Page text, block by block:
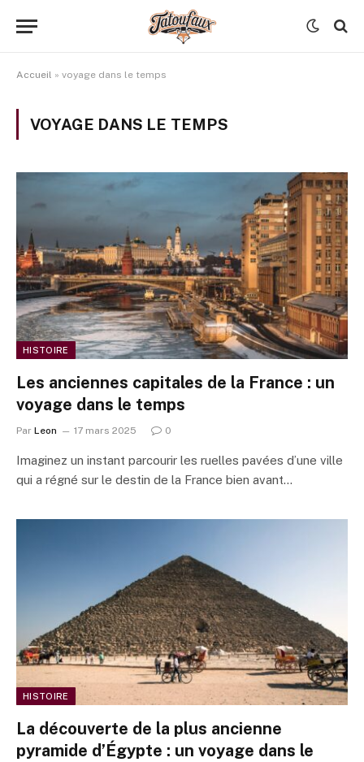
Accueil » voyage dans le temps
VOYAGE DANS LE TEMPS
HISTOIRE
Les anciennes capitales de la France : un
voyage dans le temps
Par Leon 17 mars 2025 0
Imaginez un instant parcourir les ruelles pavées d’une ville
qui a régné sur le destin de la France bien avant…
HISTOIRE
La découverte de la plus ancienne
pyramide d’Égypte : un voyage dans le